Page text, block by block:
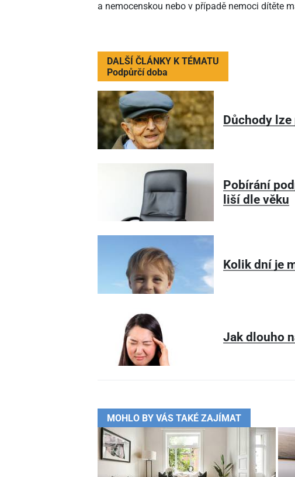
a nemocenskou nebo v případě nemoci dítěte
DALŠÍ ČLÁNKY K TÉMATU
Podpůrčí doba
Důchody
Pobírání
liší dle věku
Kolik dní je
Jak dlouho
MOHLO BY VÁS TAKÉ ZAJÍMAT